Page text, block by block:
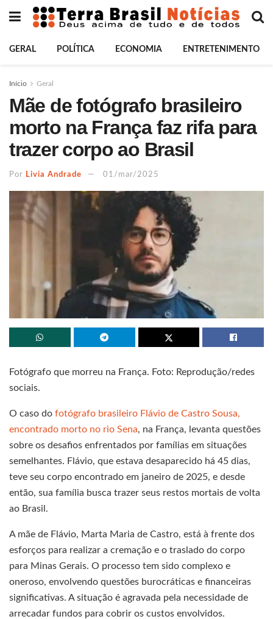
GERAL POLÍTICA ECONOMIA ENTRETENIMENTO
Início Geral
Mãe de fotógrafo brasileiro
morto na França faz rifa para
trazer corpo ao Brasil
Por Livia Andrade 01/mar/2025
Fotógrafo que morreu na França. Foto: Reprodução/redes
sociais.
O caso do fotógrafo brasileiro Flávio de Castro Sousa,
encontrado morto no rio Sena, na França, levanta questões
sobre os desafios enfrentados por famílias em situações
semelhantes. Flávio, que estava desaparecido há 45 dias,
teve seu corpo encontrado em janeiro de 2025, e desde
então, sua família busca trazer seus restos mortais de volta
ao Brasil.
A mãe de Flávio, Marta Maria de Castro, está à frente dos
esforços para realizar a cremação e o traslado do corpo
para Minas Gerais. O processo tem sido complexo e
oneroso, envolvendo questões burocráticas e financeiras
significativas. A situação é agravada pela necessidade de
arrecadar fundos para cobrir os custos envolvidos.